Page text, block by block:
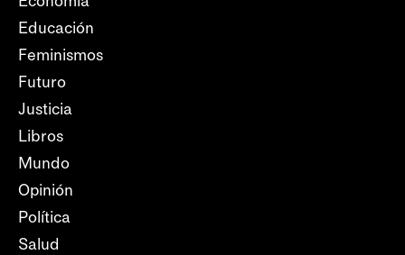
Educación
Feminismos
Futuro
Justicia
Libros
Mundo
Opinión
Política
Salud